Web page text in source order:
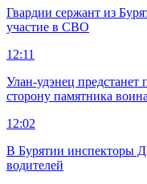
Гвардии сержант из
участие в СВО
12:11
Улан-удэнец предстанет
сторону памятника
12:02
В Бурятии инспекторы
водителей